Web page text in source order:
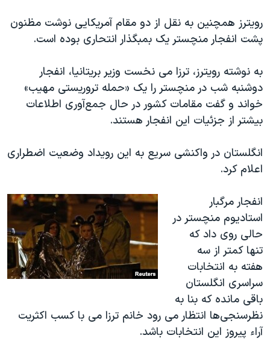
همایش محافظه‌کاران آمریکا «سی‌پک»
سفر پرزیدنت ترامپ به چین
رویترز همچنین به نقل از دو مقام آمریکایی نوشت مظنون
پشت انفجار منچستر یک بمبگذار انتحاری بوده است.
به نوشته رویترز، ترزا می نخست وزیر بریتانیا، انفجار
دوشنبه شب در منچستر را یک «حمله تروریستی مهیب»
خواند و گفت مقامات کشور در حال جمع‌آوری اطلاعات
بیشتر از جزئیات این انفجار هستند.
انگلستان در واکنشی سریع به این رویداد وضعیت اضطراری
اعلام کرد.
​انفجار مرگبار
استادیوم منچستر در
حالی روی داد که
تنها کمتر از سه
هفته به انتخابات
سراسری انگلستان
باقی مانده که بنا به
نظرسنجی‌ها انتظار می رود خانم ترزا می با کسب اکثریت
آراء پیروز این انتخابات باشد.